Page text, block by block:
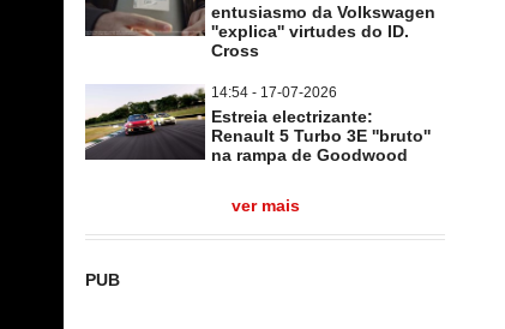
entusiasmo da Volkswagen
''explica'' virtudes do ID.
Cross
14:54 - 17-07-2026
Estreia electrizante:
Renault 5 Turbo 3E ''bruto''
na rampa de Goodwood
ver mais
PUB